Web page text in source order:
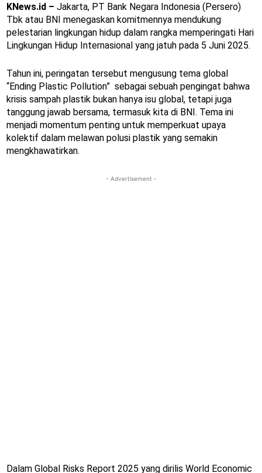
KNews.id – Jakarta, PT Bank Negara Indonesia (Persero)
Tbk atau BNI menegaskan komitmennya mendukung
pelestarian lingkungan hidup dalam rangka memperingati Hari
Lingkungan Hidup Internasional yang jatuh pada 5 Juni 2025.
Tahun ini, peringatan tersebut mengusung tema global
“Ending Plastic Pollution” sebagai sebuah pengingat bahwa
krisis sampah plastik bukan hanya isu global, tetapi juga
tanggung jawab bersama, termasuk kita di BNI. Tema ini
menjadi momentum penting untuk memperkuat upaya
kolektif dalam melawan polusi plastik yang semakin
mengkhawatirkan.
- Advertisement -
Dalam Global Risks Report 2025 yang dirilis World Economic